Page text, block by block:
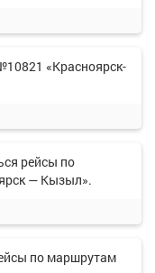
«Красноярск-
рейсы по
— Кызыл».
по маршрутам